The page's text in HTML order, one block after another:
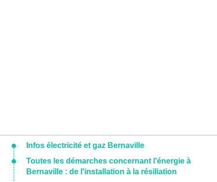
Infos électricité et gaz Bernaville
Toutes les démarches concernant l'énergie à
Bernaville : de l'installation à la résiliation